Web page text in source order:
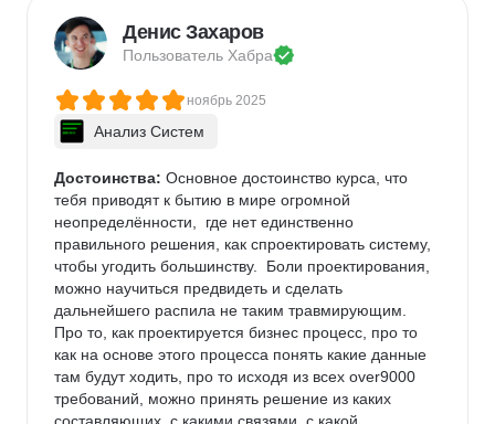
Денис Захаров
Пользователь Хабра
ноябрь 2025
Анализ Систем
Достоинства: Основное достоинство курса, что
тебя приводят к бытию в мире огромной
неопределённости,  где нет единственно
правильного решения, как спроектировать систему,
чтобы угодить большинству.  Боли проектирования,
можно научиться предвидеть и сделать
дальнейшего распила не таким травмирующим.
Про то, как проектируется бизнес процесс, про то
как на основе этого процесса понять какие данные
там будут ходить, про то исходя из всех over9000
требований, можно принять решение из каких